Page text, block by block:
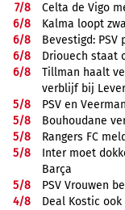
7/8
Celta de Vigo
6/8
Kalma loopt
6/8
Bevestigd:
6/8
Driouech staat
6/8
Tillman haalt
verblijf bij
5/8
PSV en
5/8
Bouhoudane
5/8
Rangers FC
5/8
Inter moet
Barça
5/8
PSV Vrouwen
4/8
Deal Kostic